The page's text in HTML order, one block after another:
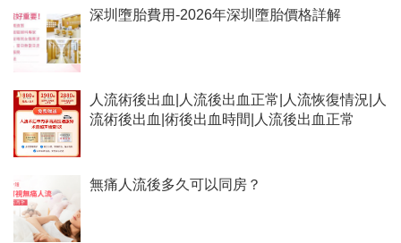
深圳墮胎費用-2026年深圳墮胎價格詳解
人流術後出血|人流後出血正常|人流恢復情況|人
流術後出血|術後出血時間|人流後出血正常
無痛人流後多久可以同房？